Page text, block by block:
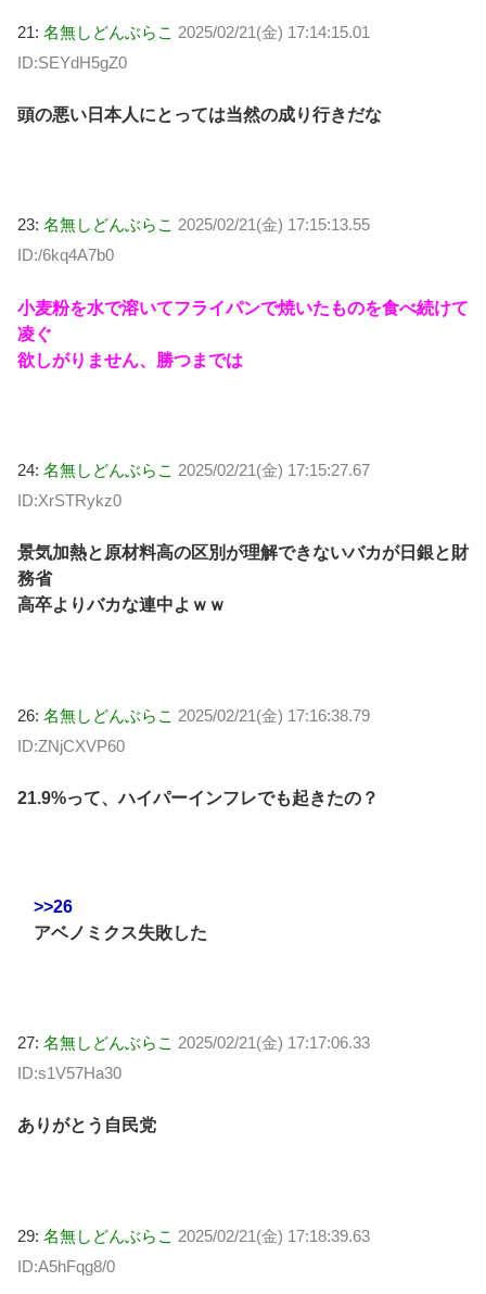
21: 名無しどんぶらこ 2025/02/21(金) 17:14:15.01
ID:SEYdH5gZ0
頭の悪い日本人にとっては当然の成り行きだな
23: 名無しどんぶらこ 2025/02/21(金) 17:15:13.55
ID:/6kq4A7b0
小麦粉を水で溶いてフライパンで焼いたものを食べ続けて
凌ぐ
欲しがりません、勝つまでは
24: 名無しどんぶらこ 2025/02/21(金) 17:15:27.67
ID:XrSTRykz0
景気加熱と原材料高の区別が理解できないバカが日銀と財
務省
高卒よりバカな連中よｗｗ
26: 名無しどんぶらこ 2025/02/21(金) 17:16:38.79
ID:ZNjCXVP60
21.9%って、ハイパーインフレでも起きたの？
>>26
アベノミクス失敗した
27: 名無しどんぶらこ 2025/02/21(金) 17:17:06.33
ID:s1V57Ha30
ありがとう自民党
29: 名無しどんぶらこ 2025/02/21(金) 17:18:39.63
ID:A5hFqg8/0